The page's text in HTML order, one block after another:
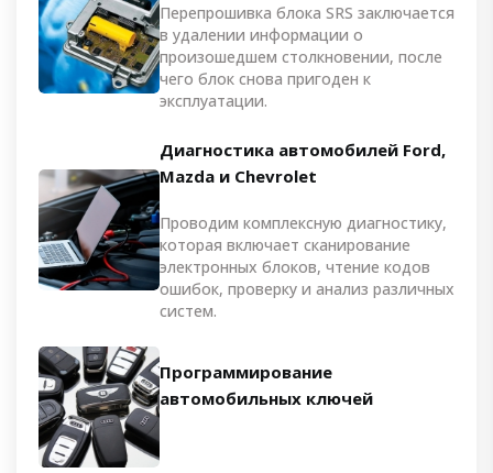
Перепрошивка блока SRS заключается
в удалении информации о
произошедшем столкновении, после
чего блок снова пригоден к
эксплуатации.
Диагностика автомобилей Ford,
Mazda и Chevrolet
Проводим комплексную диагностику,
которая включает сканирование
электронных блоков, чтение кодов
ошибок, проверку и анализ различных
систем.
Программирование
автомобильных ключей